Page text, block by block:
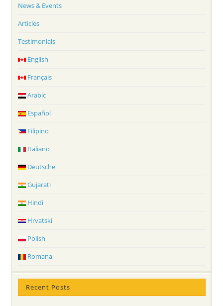
News & Events
Articles
Testimonials
English
Français
Arabic
Español
Filipino
Italiano
Deutsche
Gujarati
Hindi
Hrvatski
Polish
Romana
Recent Posts